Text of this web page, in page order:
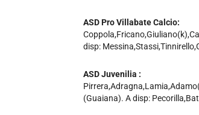
ASD Pro Villabate Calcio:
disp:
ASD Juvenilia :
(Guaiana). A disp: